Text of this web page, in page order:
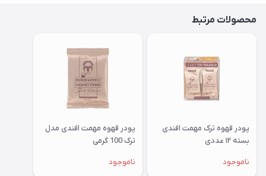
محصولات مرتبط
پودر قهوه ترک مهمت افندی
بسته ۱۲ عددی
ناموجود
پودر قهوه مهمت افندی مدل
ترک 100 گرمی
ناموجود